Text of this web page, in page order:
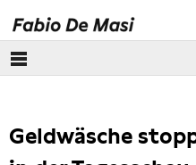
Europäisches Parlament
Geldwäsche